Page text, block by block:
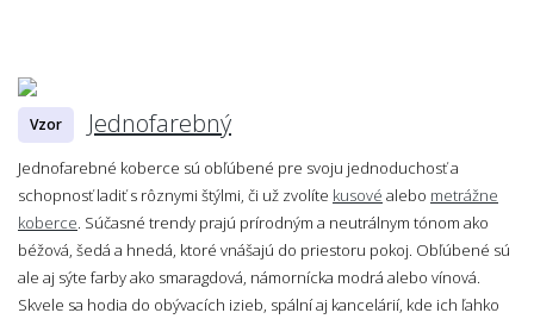
Vzor Jednofarebný
Jednofarebné koberce sú obľúbené pre svoju jednoduchosť a
schopnosť ladiť s rôznymi štýlmi, či už zvolíte kusové alebo metrážne
koberce . Súčasné trendy prajú prírodným a neutrálnym tónom ako
béžová, šedá a hnedá, ktoré vnášajú do priestoru pokoj. Obľúbené sú
ale aj sýte farby ako smaragdová, námornícka modrá alebo vínová.
Skvele sa hodia do obývacích izieb, spální aj kancelárií, kde ich ľahko